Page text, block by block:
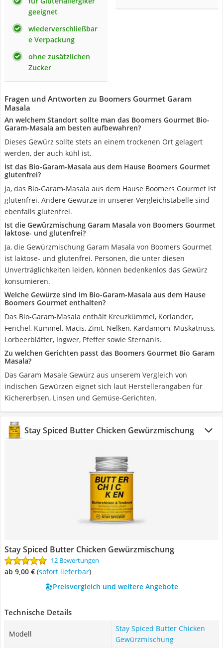
geeignet
wiederverschließbar
e Verpackung
ohne zusätzlichen
Zucker
Fragen und Antworten zu Boomers Gourmet Garam
Masala
An welchem Standort sollte man das Boomers Gourmet Bio-
Garam-Masala am besten aufbewahren?
Dieses Gewürz sollte stets an einem trockenen Ort gelagert
werden, der auch kühl ist.
Ist das Bio-Garam-Masala aus dem Hause Boomers Gourmet
glutenfrei?
Ja, das Bio-Garam-Masala aus dem Hause Boomers Gourmet ist
glutenfrei. Andere Gewürze in unserer Vergleichstabelle sind
ebenfalls glutenfrei.
Ist die Gewürzmischung Garam Masala von Boomers Gourmet
laktose- und glutenfrei?
Ja, die Gewürzmischung Garam Masala von Boomers Gourmet
ist laktose- und glutenfrei. Personen, die unter diesen
Unverträglichkeiten leiden, können bedenkenlos das Gewürz
konsumieren.
Welche Gewürze sind im Bio-Garam-Masala aus dem Hause
Boomers Gourmet enthalten?
Das Bio-Garam-Masala enthält Kreuzkümmel, Koriander,
Fenchel, Kümmel, Macis, Zimt, Nelken, Kardamom, Muskatnuss,
Lorbeerblätter, Ingwer, Pfeffer sowie Sternanis.
Zu welchen Gerichten passt das Boomers Gourmet Bio Garam
Masala?
Das Garam Masale Gewürz aus unserem Vergleich von
indischen Gewürzen eignet sich laut Herstellerangaben für
Kichererbsen, Linsen und Gemüse-Gerichten.
Stay Spiced Butter Chicken Gewürzmischung
Stay Spiced Butter Chicken Gewürzmischung
12 Bewertungen
ab 9,00 € ( Sofort lieferbar)
Preisvergleich und weitere Angebote
Technische Details
Modell
Stay Spiced Butter Chicken
Gewürzmischung